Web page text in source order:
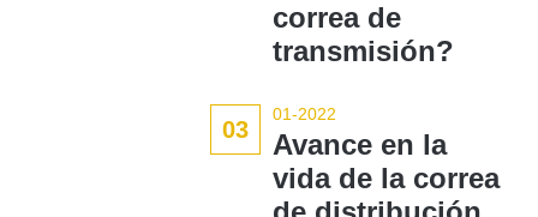
correa de
transmisión?
03
01-2022
Avance en la
vida de la correa